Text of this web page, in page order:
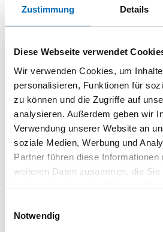
Zustimmung Details
Diese Webseite verwendet
Wir verwenden Cookies, um
personalisieren, Funktionen für
zu können und die Zugriffe auf
analysieren. Außerdem geben wir
Verwendung unserer Website an
soziale Medien, Werbung und
Partner führen diese
weiteren Daten zusammen, die Sie
haben oder die sie im Rahmen
Notwendig
• Höchste Schnittschutzklasse 5
• Vorgewaschen, waschbar bis 40 °C
Ausführung:
Material: Nylon/Glasfaser-Strickgewebe